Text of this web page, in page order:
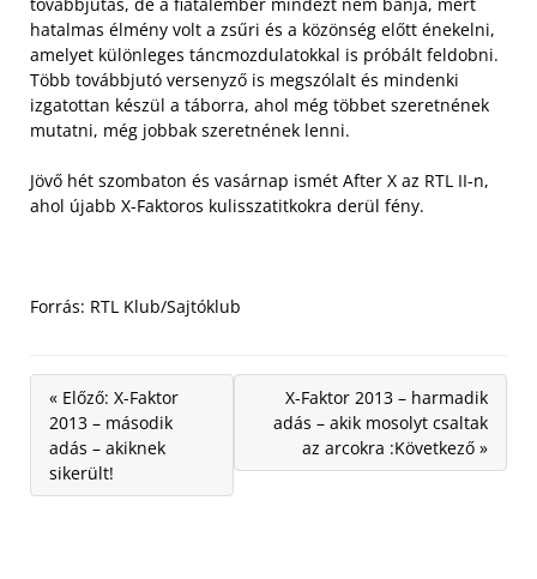
hatalmas élmény volt a zsűri és a közönség előtt énekelni,
amelyet különleges táncmozdulatokkal is próbált feldobni.
Több továbbjutó versenyző is megszólalt és mindenki
izgatottan készül a táborra, ahol még többet szeretnének
mutatni, még jobbak szeretnének lenni.
Jövő hét szombaton és vasárnap ismét After X az RTL II-n,
ahol újabb X-Faktoros kulisszatitkokra derül fény.
Forrás: RTL Klub/Sajtóklub
« Előző: X-Faktor
2013 – második
adás – akiknek
sikerült!
X-Faktor 2013 – harmadik
adás – akik mosolyt csaltak
az arcokra :Következő »